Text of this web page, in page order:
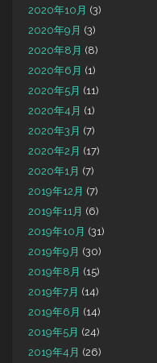
2020年10月 (3)
2020年9月 (3)
2020年8月 (8)
2020年6月 (1)
2020年5月 (11)
2020年4月 (1)
2020年3月 (7)
2020年2月 (17)
2020年1月 (7)
2019年12月 (7)
2019年11月 (6)
2019年10月 (31)
2019年9月 (30)
2019年8月 (15)
2019年7月 (14)
2019年6月 (14)
2019年5月 (24)
2019年4月 (26)